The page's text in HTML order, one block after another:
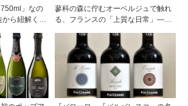
」なの
ら紐解く4
蓼科の森に佇むオーベルジュで触れ
る、フランスの「上質な日常」――